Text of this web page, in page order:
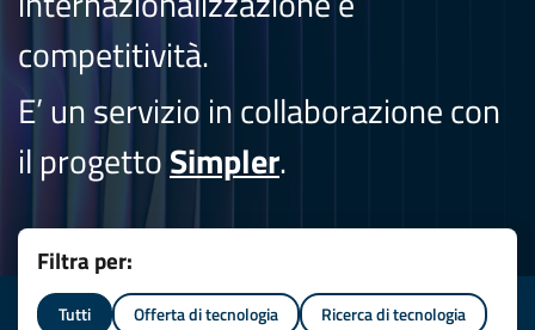
competitività.
E’ un servizio in collaborazione con
il progettoSimpler.
Filtra per:
Tutti Offerta di tecnologia
Ricerca di tecnologia